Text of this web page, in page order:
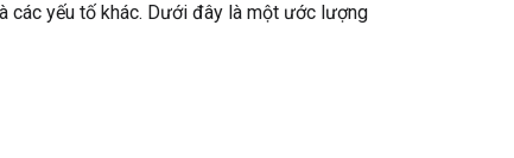
các yếu tố khác. Dưới đây là một ước lượng